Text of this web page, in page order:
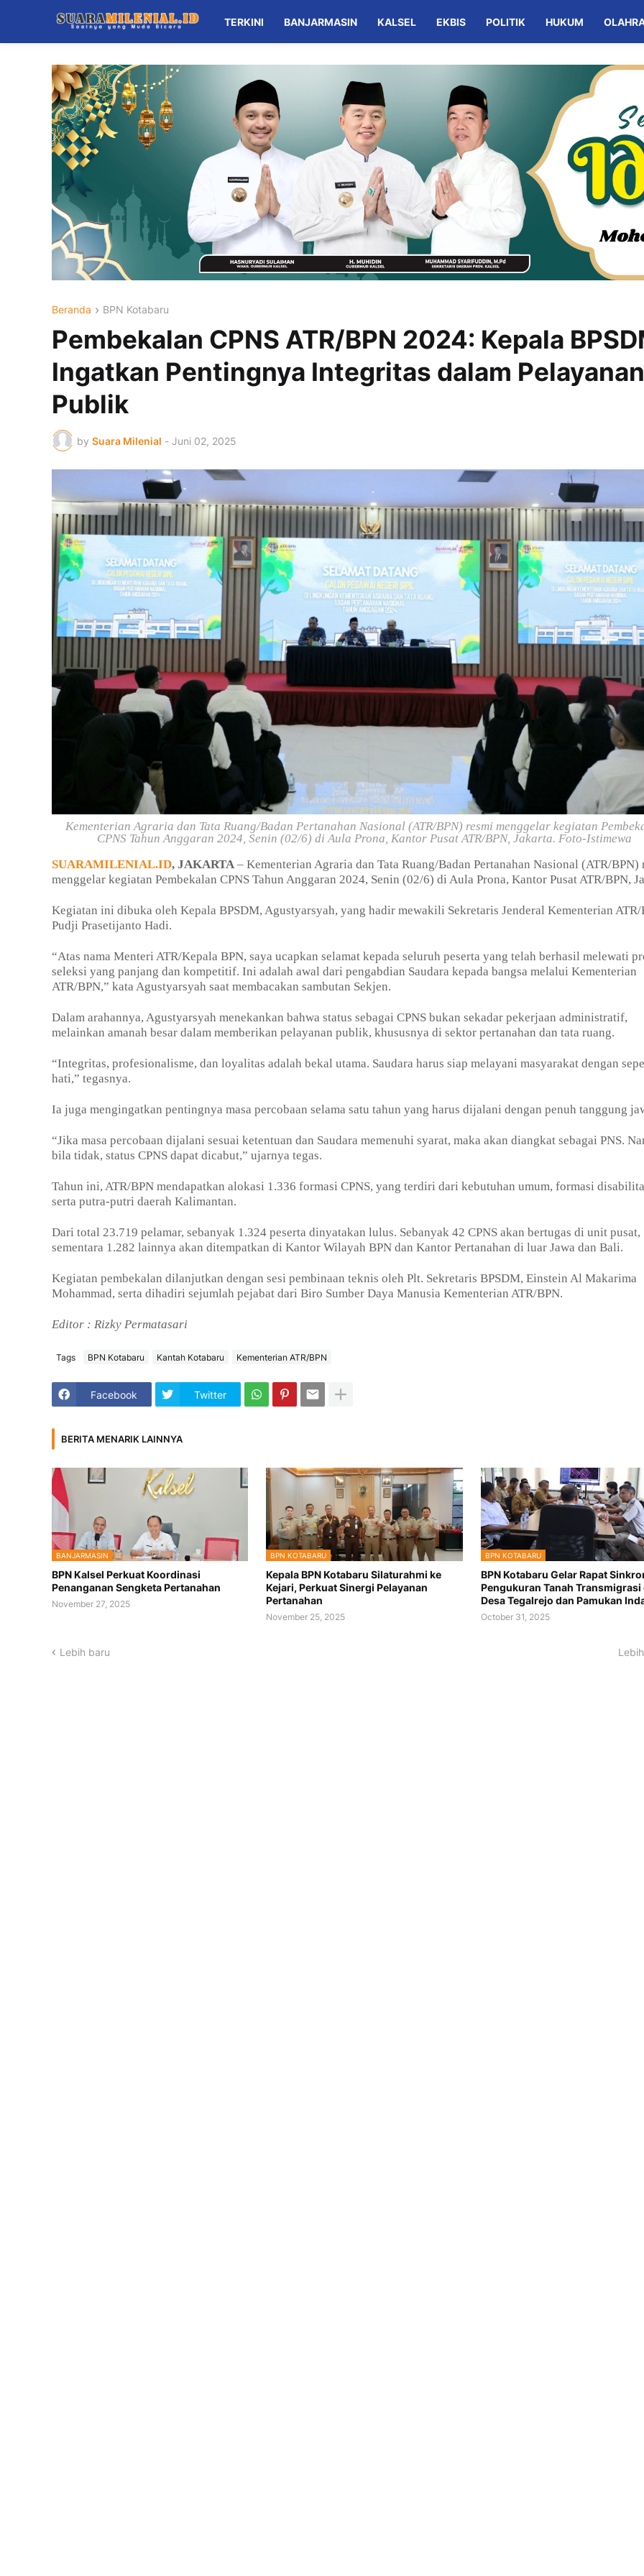
TERKINI BANJARMASIN KALSEL EKBIS POLITIK HUKUM
Beranda BPN Kotabaru
Pembekalan CPNS ATR/BPN 2024: Kepala
Ingatkan Pentingnya Integritas dalam Pelayanan
Publik
by Suara Milenial - Juni 02, 2025
Kementerian Agraria dan Tata Ruang/Badan Pertanahan Nasional (ATR/BPN) resmi menggelar kegiatan
CPNS Tahun Anggaran 2024, Senin (02/6) di Aula Prona, Kantor Pusat ATR/BPN, Jakarta. Foto-Istimewa
SUARAMILENIAL.ID, JAKARTA – Kementerian Agraria dan Tata Ruang/Badan Pertanahan Nasional (ATR/BPN)
menggelar kegiatan Pembekalan CPNS Tahun Anggaran 2024, Senin (02/6) di Aula Prona, Kantor Pusat ATR/BPN,
Kegiatan ini dibuka oleh Kepala BPSDM, Agustyarsyah, yang hadir mewakili Sekretaris Jenderal Kementerian ATR/
Pudji Prasetijanto Hadi.
“Atas nama Menteri ATR/Kepala BPN, saya ucapkan selamat kepada seluruh peserta yang telah berhasil melewati
seleksi yang panjang dan kompetitif. Ini adalah awal dari pengabdian Saudara kepada bangsa melalui Kementerian
ATR/BPN,” kata Agustyarsyah saat membacakan sambutan Sekjen.
Dalam arahannya, Agustyarsyah menekankan bahwa status sebagai CPNS bukan sekadar pekerjaan administratif,
melainkan amanah besar dalam memberikan pelayanan publik, khususnya di sektor pertanahan dan tata ruang.
“Integritas, profesionalisme, dan loyalitas adalah bekal utama. Saudara harus siap melayani masyarakat dengan
hati,” tegasnya.
Ia juga mengingatkan pentingnya masa percobaan selama satu tahun yang harus dijalani dengan penuh tanggung
“Jika masa percobaan dijalani sesuai ketentuan dan Saudara memenuhi syarat, maka akan diangkat sebagai PNS.
bila tidak, status CPNS dapat dicabut,” ujarnya tegas.
Tahun ini, ATR/BPN mendapatkan alokasi 1.336 formasi CPNS, yang terdiri dari kebutuhan umum, formasi
serta putra-putri daerah Kalimantan.
Dari total 23.719 pelamar, sebanyak 1.324 peserta dinyatakan lulus. Sebanyak 42 CPNS akan bertugas di unit pusat,
sementara 1.282 lainnya akan ditempatkan di Kantor Wilayah BPN dan Kantor Pertanahan di luar Jawa dan Bali.
Kegiatan pembekalan dilanjutkan dengan sesi pembinaan teknis oleh Plt. Sekretaris BPSDM, Einstein Al Makarima
Mohammad, serta dihadiri sejumlah pejabat dari Biro Sumber Daya Manusia Kementerian ATR/BPN.
Editor : Rizky Permatasari
Tags BPN Kotabaru Kantah Kotabaru Kementerian ATR/BPN
Facebook Twitter
BERITA MENARIK LAINNYA
BANJARMASIN
BPN Kalsel Perkuat Koordinasi
Penanganan Sengketa Pertanahan
November 27, 2025
BPN KOTABARU
Kepala BPN Kotabaru Silaturahmi ke
Kejari, Perkuat Sinergi Pelayanan
Pertanahan
November 25, 2025
BPN KOTABARU
BPN Kotabaru Gelar Rapat
Pengukuran Tanah Transmigrasi
Desa Tegalrejo dan Pamukan
October 31, 2025
Lebih baru